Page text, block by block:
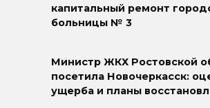
капитальный ремонт
больницы № 3
Министр ЖКХ Ростовской
посетила Новочеркасск:
ущерба и планы